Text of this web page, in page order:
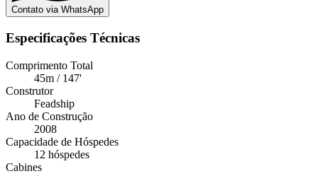
Contato via WhatsApp
Especificações Técnicas
Comprimento Total
45m / 147'
Construtor
Feadship
Ano de Construção
2008
Capacidade de Hóspedes
12 hóspedes
Cabines